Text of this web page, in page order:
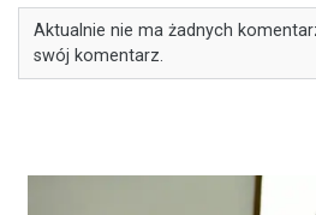
Aktualnie nie ma żadnych
swój komentarz.